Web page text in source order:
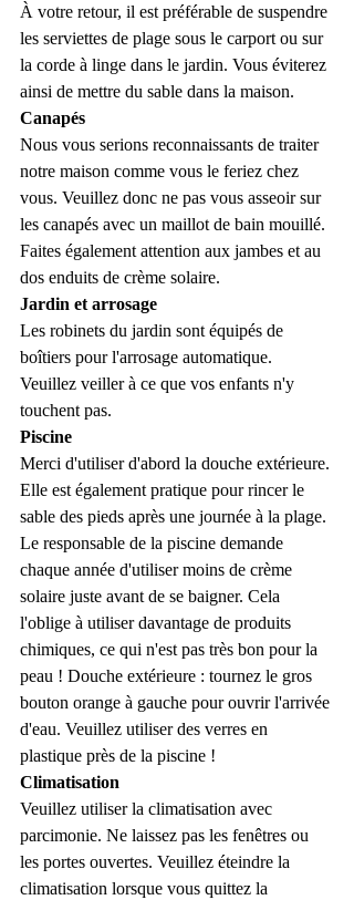
À votre retour, il est préférable de suspendre
les serviettes de plage sous le carport ou sur
la corde à linge dans le jardin. Vous éviterez
ainsi de mettre du sable dans la maison.
Canapés
Nous vous serions reconnaissants de traiter
notre maison comme vous le feriez chez
vous. Veuillez donc ne pas vous asseoir sur
les canapés avec un maillot de bain mouillé.
Faites également attention aux jambes et au
dos enduits de crème solaire.
Jardin et arrosage
Les robinets du jardin sont équipés de
boîtiers pour l'arrosage automatique.
Veuillez veiller à ce que vos enfants n'y
touchent pas.
Piscine
Merci d'utiliser d'abord la douche extérieure.
Elle est également pratique pour rincer le
sable des pieds après une journée à la plage.
Le responsable de la piscine demande
chaque année d'utiliser moins de crème
solaire juste avant de se baigner. Cela
l'oblige à utiliser davantage de produits
chimiques, ce qui n'est pas très bon pour la
peau ! Douche extérieure : tournez le gros
bouton orange à gauche pour ouvrir l'arrivée
d'eau. Veuillez utiliser des verres en
plastique près de la piscine !
Climatisation
Veuillez utiliser la climatisation avec
parcimonie. Ne laissez pas les fenêtres ou
les portes ouvertes. Veuillez éteindre la
climatisation lorsque vous quittez la